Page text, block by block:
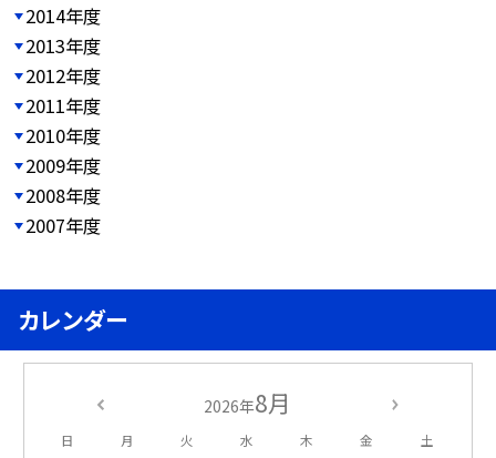
2014年度
2013年度
2012年度
2011年度
2010年度
2009年度
2008年度
2007年度
カレンダー
2026年8月
日 月 火 水 木 金 土